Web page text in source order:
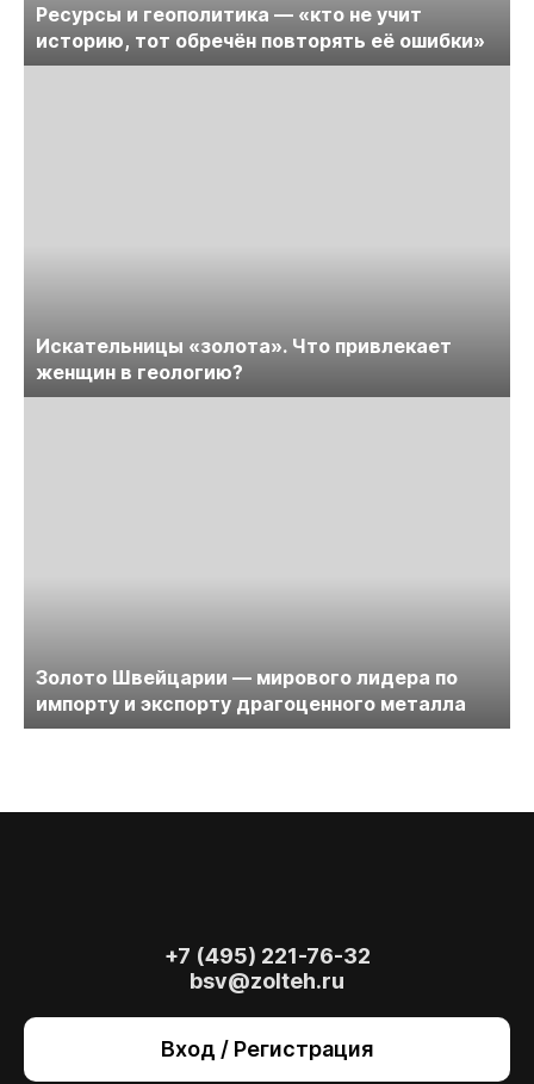
Ресурсы и геополитика — «кто не учит
историю, тот обречён повторять её ошибки»
Искательницы «золота». Что привлекает
женщин в геологию?
Золото Швейцарии — мирового лидера по
импорту и экспорту драгоценного металла
+7 (495) 221-76-32
bsv@zolteh.ru
Вход / Регистрация
также для анализа сайта и улучшения